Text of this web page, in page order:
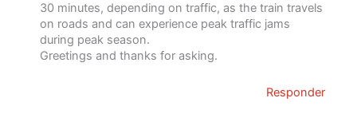
30 minutes, depending on traffic, as the train travels
on roads and can experience peak traffic jams
during peak season.
Greetings and thanks for asking.
Responder